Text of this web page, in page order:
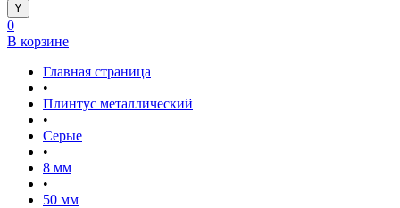
0
В корзине
Главная страница
•
Плинтус металлический
•
Серые
•
8 мм
•
50 мм